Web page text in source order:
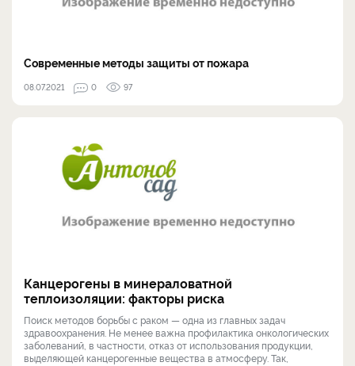
Современные методы защиты от пожара
08.07.2021 0 97
Канцерогены в минераловатной
теплоизоляции: факторы риска
Поиск методов борьбы с раком — одна из главных задач
здравоохранения. Не менее важна профилактика онкологических
заболеваний, в частности, отказ от использования продукции,
выделяющей канцерогенные вещества в атмосферу. Так,